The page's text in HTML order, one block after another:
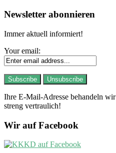
Newsletter abonnieren
Immer aktuell informiert!
Your email:
Ihre E-Mail-Adresse behandeln wir
streng vertraulich!
Wir auf Facebook